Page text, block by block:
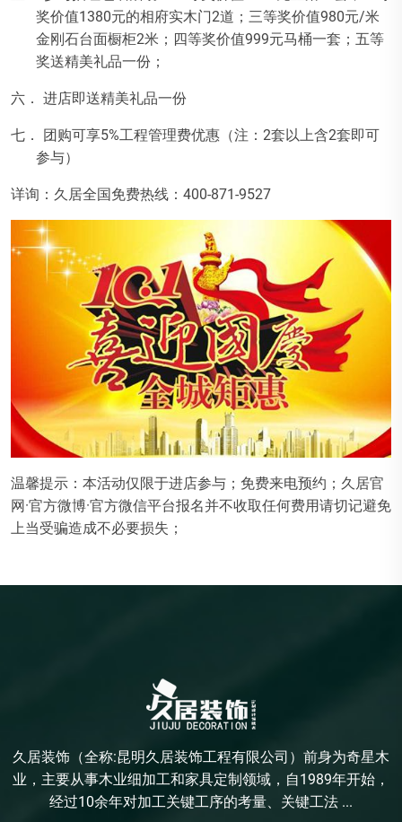
奖价值1380元的相府实木门2道；三等奖价值980元/米
金刚石台面橱柜2米；四等奖价值999元马桶一套；五等
奖送精美礼品一份；
六． 进店即送精美礼品一份
七． 团购可享5%工程管理费优惠（注： 2套以上含2套即可
参与）
详询：久居全国免费热线： 400-871-9527
温馨提示：本活动仅限于进店参与；免费来电预约；久居官
网·官方微博·官方微信平台报名并不收取任何费用请切记避免
上当受骗造成不必要损失；
久居装饰（全称:昆明久居装饰工程有限公司）前身为奇星木
业，主要从事木业细加工和家具定制领域，自1989年开始，
经过10余年对加工关键工序的考量、关键工法 ...